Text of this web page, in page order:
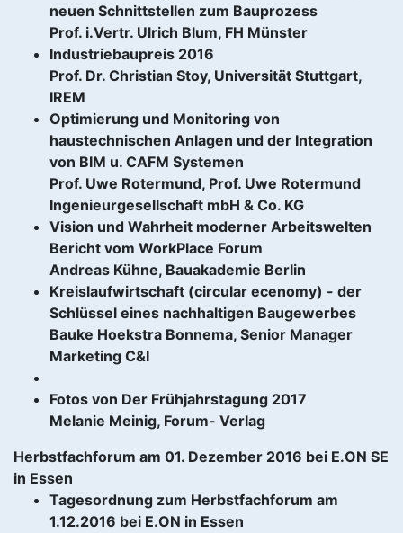
neuen Schnittstellen zum Bauprozess
Prof. i.Vertr. Ulrich Blum, FH Münster
Industriebaupreis 2016
Prof. Dr. Christian Stoy, Universität Stuttgart,
IREM
Optimierung und Monitoring von
haustechnischen Anlagen und der Integration
von BIM u. CAFM Systemen
Prof. Uwe Rotermund, Prof. Uwe Rotermund
Ingenieurgesellschaft mbH & Co. KG
Vision und Wahrheit moderner Arbeitswelten
Bericht vom WorkPlace Forum
Andreas Kühne, Bauakademie Berlin
Kreislaufwirtschaft (circular ecenomy) - der
Schlüssel eines nachhaltigen Baugewerbes
Bauke Hoekstra Bonnema, Senior Manager
Marketing C&I
Fotos von Der Frühjahrstagung 2017
Melanie Meinig, Forum- Verlag
Herbstfachforum am 01. Dezember 2016 bei E.ON SE
in Essen
Tagesordnung zum Herbstfachforum am
1.12.2016 bei E.ON in Essen